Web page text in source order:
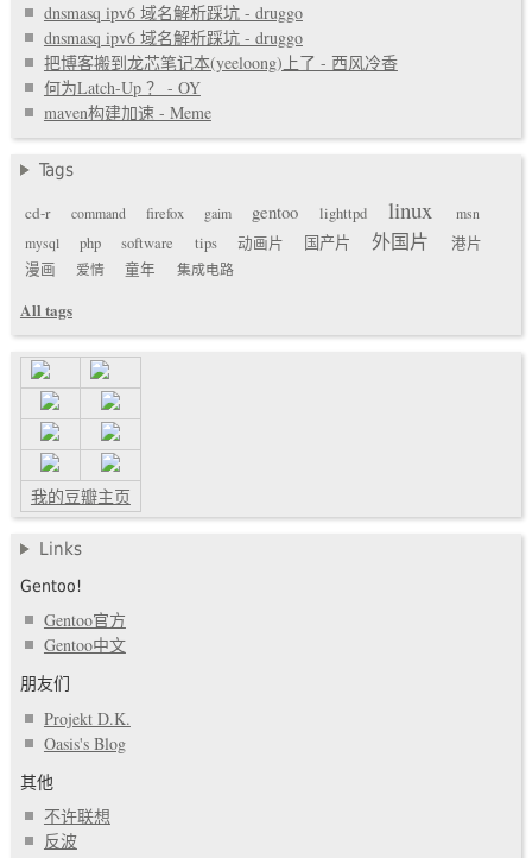
dnsmasq ipv6 域名解析踩坑 - druggo
dnsmasq ipv6 域名解析踩坑 - druggo
把博客搬到龙芯笔记本(yeeloong)上了 - 西风冷香
何为Latch-Up ？ - OY
maven构建加速 - Meme
Tags
cd-r
command firefox gaim gentoo lighttpd linux
msn
mysql
php software tips 动画片 国产片 外国片
港片
漫画
爱情 童年 集成电路
All tags
我的豆瓣主页
Links
Gentoo!
Gentoo官方
Gentoo中文
朋友们
Projekt D.K.
Oasis's Blog
其他
不许联想
反波